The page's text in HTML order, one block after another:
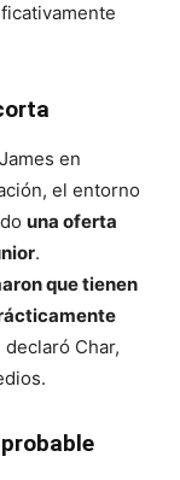
en
el entorno
una oferta
.
que tienen
declaró Char,